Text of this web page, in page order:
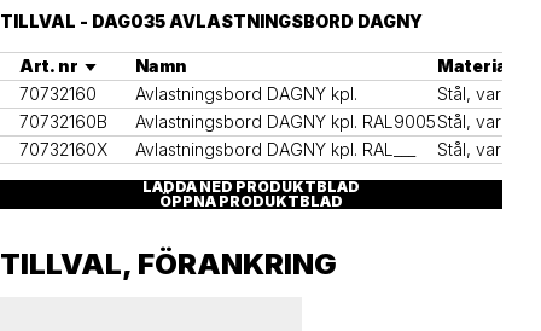
TILLVAL - DAG035 AVLASTNINGSBORD DAGNY
Art. nr Namn
Material
70732160
Avlastningsbord DAGNY kpl.
Stål,
70732160B
Avlastningsbord DAGNY kpl. RAL9005Stål,
70732160X
Avlastningsbord DAGNY kpl. RAL___ Stål,
LADDA NED PRODUKTBLAD
ÖPPNA PRODUKTBLAD
TILLVAL, FÖRANKRING